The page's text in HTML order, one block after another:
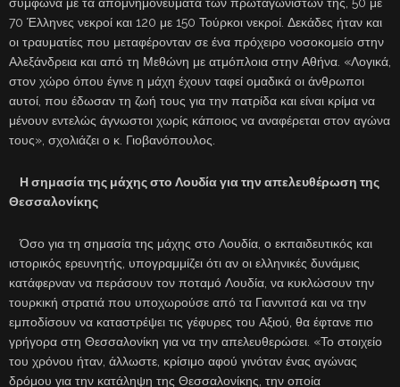
σύμφωνα με τα απομνημονεύματα των πρωταγωνιστών της, 50 με
70 Έλληνες νεκροί και 120 με 150 Τούρκοι νεκροί. Δεκάδες ήταν και
οι τραυματίες που μεταφέρονταν σε ένα πρόχειρο νοσοκομείο στην
Αλεξάνδρεια και από τη Μεθώνη με ατμόπλοια στην Αθήνα. «Λογικά,
στον χώρο όπου έγινε η μάχη έχουν ταφεί ομαδικά οι άνθρωποι
αυτοί, που έδωσαν τη ζωή τους για την πατρίδα και είναι κρίμα να
μένουν εντελώς άγνωστοι χωρίς κάποιος να αναφέρεται στον αγώνα
τους», σχολιάζει ο κ. Γιοβανόπουλος.
Η σημασία της μάχης στο Λουδία για την απελευθέρωση της
Θεσσαλονίκης
Όσο για τη σημασία της μάχης στο Λουδία, ο εκπαιδευτικός και
ιστορικός ερευνητής, υπογραμμίζει ότι αν οι ελληνικές δυνάμεις
κατάφερναν να περάσουν τον ποταμό Λουδία, να κυκλώσουν την
τουρκική στρατιά που υποχωρούσε από τα Γιαννιτσά και να την
εμποδίσουν να καταστρέψει τις γέφυρες του Αξιού, θα έφτανε πιο
γρήγορα στη Θεσσαλονίκη για να την απελευθερώσει. «Το στοιχείο
του χρόνου ήταν, άλλωστε, κρίσιμο αφού γινόταν ένας αγώνας
δρόμου για την κατάληψη της Θεσσαλονίκης, την οποία